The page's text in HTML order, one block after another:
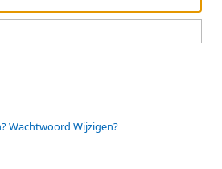
Wachtwoord Wijzigen?